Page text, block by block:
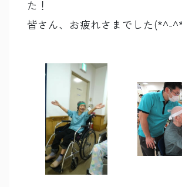
た！
皆さん、お疲れさまでした(*^-